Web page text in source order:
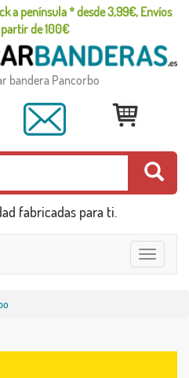
a península * desde 3,99€, Envíos
partir de 100€
bandera Pancorbo
fabricadas para ti.
Toggle
navigation